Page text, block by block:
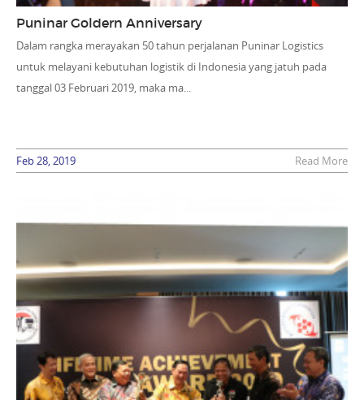
Puninar Goldern Anniversary
Dalam rangka merayakan 50 tahun perjalanan Puninar Logistics
untuk melayani kebutuhan logistik di Indonesia yang jatuh pada
tanggal 03 Februari 2019, maka ma...
Feb 28, 2019 Read More